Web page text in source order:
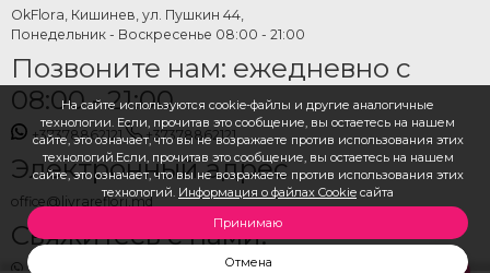
На сайте используются cookie-файлы и другие аналогичные
технологии. Если, прочитав это сообщение, вы остаетесь на нашем
сайте, это означает, что вы не возражаете против использования этих
технологий.Если, прочитав это сообщение, вы остаетесь на нашем
сайте, это означает, что вы не возражаете против использования этих
технологий. Информация о файлах Cookie сайта
Принимаю
Отмена
OkFlora, Кишинев, ул. Пушкин 44,
Понедельник - Воскресенье 08:00 - 21:00
Позвоните нам: ежедневно с
08:00 - 21:00
+37378862121 +37378862121
Электронный адрес
office@livrareflori.md
Свяжитесь с нами:
whatsapp